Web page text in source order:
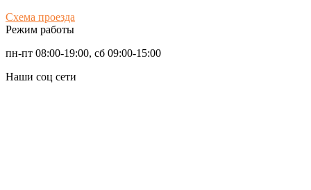
Схема проезда
Режим работы
пн-пт 08:00-19:00, сб 09:00-15:00
Наши соц сети